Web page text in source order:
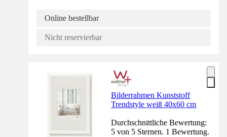
Online bestellbar
Nicht reservierbar
Bilderrahmen Kunststoff
Trendstyle weiß 40x60 cm
Durchschnittliche Bewertung:
5 von 5 Sternen. 1 Bewertung.